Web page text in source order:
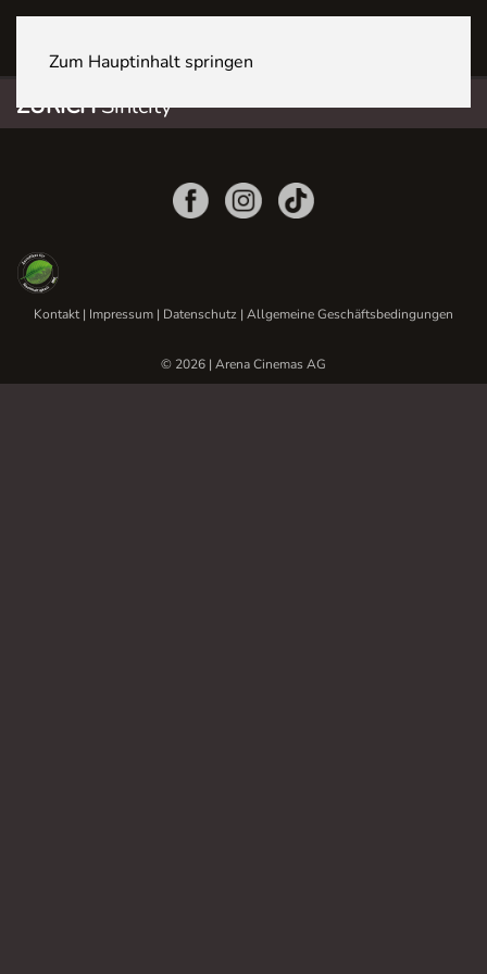
Zum Hauptinhalt springen
ZÜRICHSihlcity
Kontakt| Impressum | Datenschutz | Allgemeine Geschäftsbedingungen
© 2026 | Arena Cinemas AG